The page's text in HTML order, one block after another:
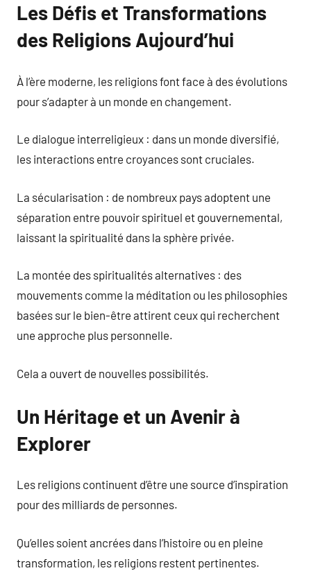
Les Défis et Transformations
des Religions Aujourd’hui
À l’ère moderne, les religions font face à des évolutions
pour s’adapter à un monde en changement.
Le dialogue interreligieux : dans un monde diversifié,
les interactions entre croyances sont cruciales.
La sécularisation : de nombreux pays adoptent une
séparation entre pouvoir spirituel et gouvernemental,
laissant la spiritualité dans la sphère privée.
La montée des spiritualités alternatives : des
mouvements comme la méditation ou les philosophies
basées sur le bien-être attirent ceux qui recherchent
une approche plus personnelle.
Cela a ouvert de nouvelles possibilités.
Un Héritage et un Avenir à
Explorer
Les religions continuent d’être une source d’inspiration
pour des milliards de personnes.
Qu’elles soient ancrées dans l’histoire ou en pleine
transformation, les religions restent pertinentes.